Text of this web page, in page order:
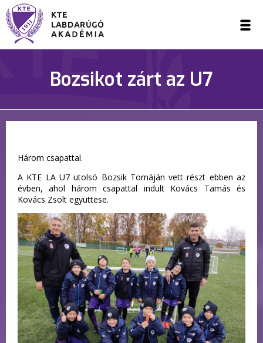
Bozsikot zárt az U7
Három csapattal.
A KTE LA U7 utolsó Bozsik Tornáján vett részt ebben az
évben, ahol három csapattal indult Kovács Tamás és
Kovács Zsolt együttese.